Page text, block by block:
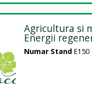
Agricultura si
Energii
Numar Stand E150